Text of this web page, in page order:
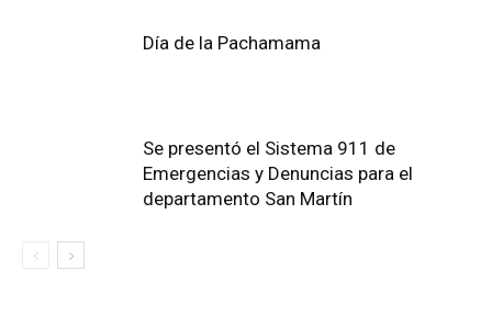
Día de la Pachamama
Se presentó el Sistema 911 de
Emergencias y Denuncias para el
departamento San Martín